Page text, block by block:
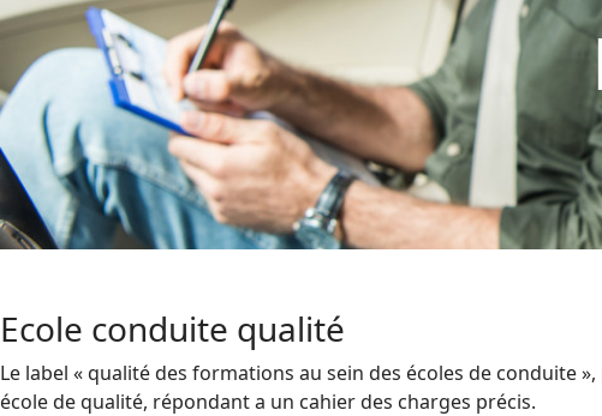
Ecole conduite qualité
Le label « qualité des formations au sein des écoles de conduite
école de qualité, répondant a un cahier des charges précis.